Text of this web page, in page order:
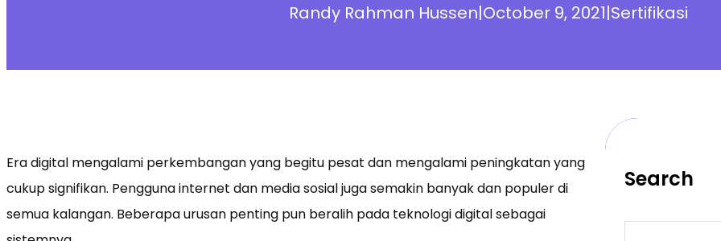
Randy Rahman Hussen|October 9, 2021|Sertifikasi
Era digital mengalami perkembangan yang begitu pesat dan mengalami peningkatan yang
cukup signifikan. Pengguna internet dan media sosial juga semakin banyak dan populer di
semua kalangan. Beberapa urusan penting pun beralih pada teknologi digital sebagai
Search